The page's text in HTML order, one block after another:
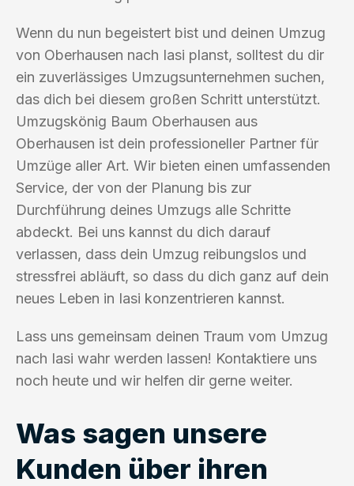
Wenn du nun begeistert bist und deinen Umzug
von Oberhausen nach Iasi planst, solltest du dir
ein zuverlässiges Umzugsunternehmen suchen,
das dich bei diesem großen Schritt unterstützt.
Umzugskönig Baum Oberhausen aus
Oberhausen ist dein professioneller Partner für
Umzüge aller Art. Wir bieten einen umfassenden
Service, der von der Planung bis zur
Durchführung deines Umzugs alle Schritte
abdeckt. Bei uns kannst du dich darauf
verlassen, dass dein Umzug reibungslos und
stressfrei abläuft, so dass du dich ganz auf dein
neues Leben in Iasi konzentrieren kannst.
Lass uns gemeinsam deinen Traum vom Umzug
nach Iasi wahr werden lassen! Kontaktiere uns
noch heute und wir helfen dir gerne weiter.
Was sagen unsere
Kunden über ihren